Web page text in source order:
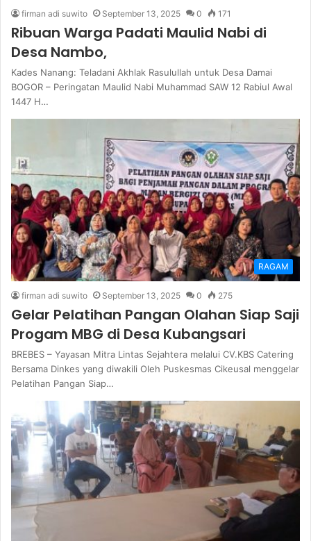
firman adi suwito September 13, 2025 0 171
Ribuan Warga Padati Maulid Nabi di
Desa Nambo,
Kades Nanang: Teladani Akhlak Rasulullah untuk Desa Damai
BOGOR – Peringatan Maulid Nabi Muhammad SAW 12 Rabiul Awal
1447 H…
RAGAM
firman adi suwito September 13, 2025 0 275
Gelar Pelatihan Pangan Olahan Siap Saji
Progam MBG di Desa Kubangsari
BREBES – Yayasan Mitra Lintas Sejahtera melalui CV.KBS Catering
Bersama Dinkes yang diwakili Oleh Puskesmas Cikeusal menggelar
Pelatihan Pangan Siap…